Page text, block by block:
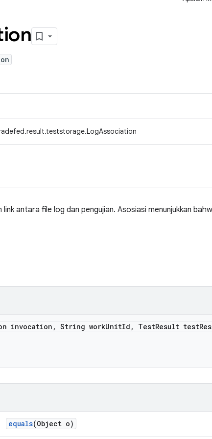
antara file log dan pengujian. Asosiasi menunjukkan
invocation , String workUnitId , TestResult test
equals(Object o)